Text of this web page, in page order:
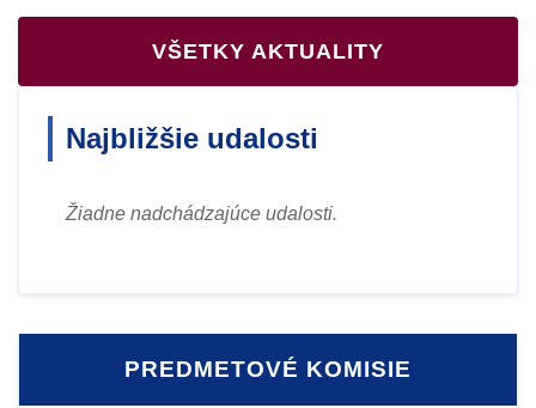
VŠETKY AKTUALITY
Najbližšie udalosti
Žiadne nadchádzajúce udalosti.
PREDMETOVÉ KOMISIE